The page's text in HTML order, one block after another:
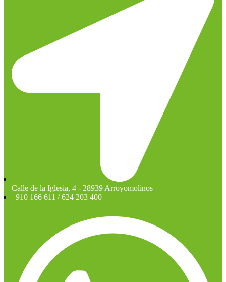
Calle de la Iglesia, 4 - 28939 Arroyomolinos
910 166 611 / 624 203 400